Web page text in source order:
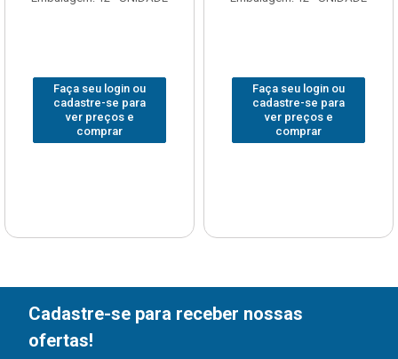
Faça seu login ou
cadastre-se para
ver preços e
comprar
Faça seu login ou
cadastre-se para
ver preços e
comprar
Cadastre-se para receber nossas
ofertas!